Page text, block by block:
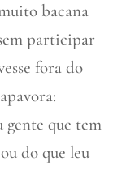
bacana
participar
fora do
que tem
do que leu